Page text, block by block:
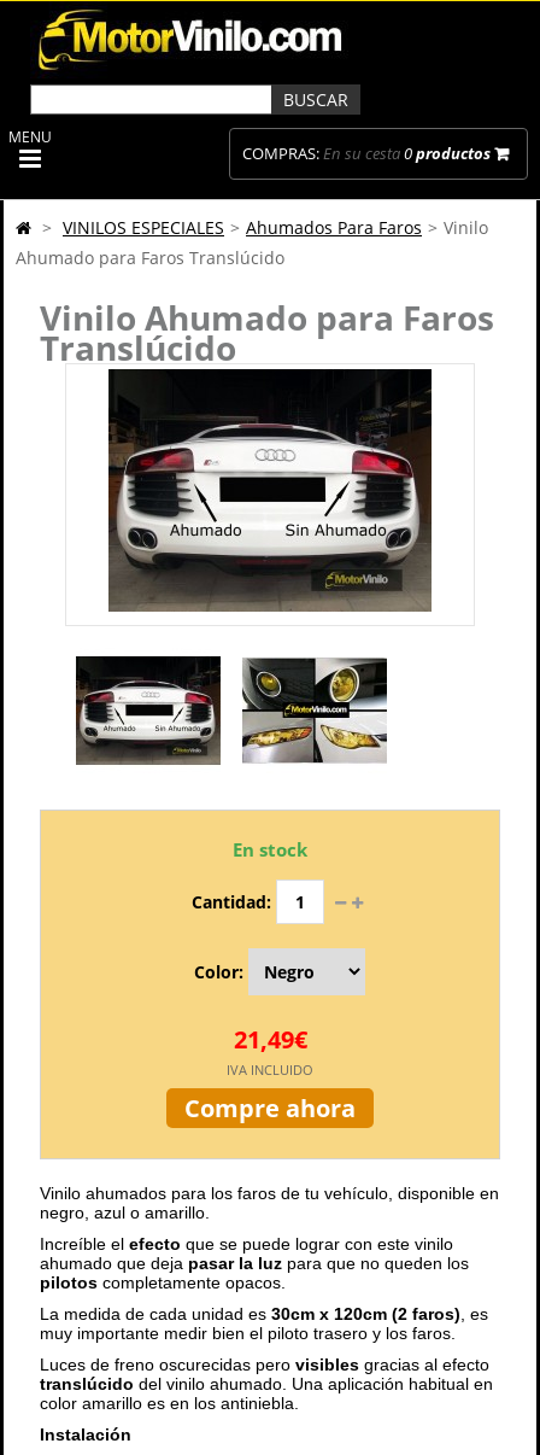
COMPRAS:En su cesta0productos
MENU
> VINILOS ESPECIALES > Ahumados Para Faros > Vinilo
Ahumado para Faros Translúcido
Vinilo Ahumado para Faros
Translúcido
En stock
Cantidad:
Color:
21,49€
IVA INCLUIDO
Compre ahora
Vinilo ahumados para los faros de tu vehículo, disponible en
negro, azul o amarillo.
Increíble el efecto que se puede lograr con este vinilo
ahumado que deja pasar la luz para que no queden los
pilotos completamente opacos.
La medida de cada unidad es 30cm x 120cm (2 faros) , es
muy importante medir bien el piloto trasero y los faros.
Luces de freno oscurecidas pero visibles gracias al efecto
translúcido del vinilo ahumado. Una aplicación habitual en
color amarillo es en los antiniebla.
Instalación